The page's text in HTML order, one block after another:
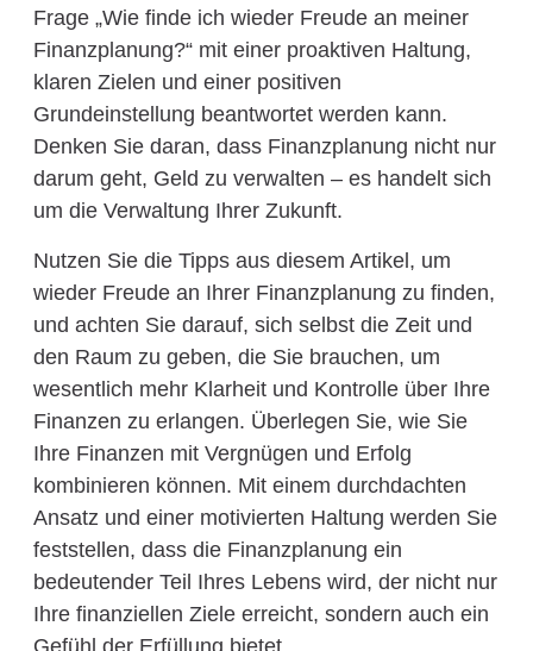
Frage „Wie finde ich wieder Freude an meiner
Finanzplanung?“ mit einer proaktiven Haltung,
klaren Zielen und einer positiven
Grundeinstellung beantwortet werden kann.
Denken Sie daran, dass Finanzplanung nicht nur
darum geht, Geld zu verwalten – es handelt sich
um die Verwaltung Ihrer Zukunft.
Nutzen Sie die Tipps aus diesem Artikel, um
wieder Freude an Ihrer Finanzplanung zu finden,
und achten Sie darauf, sich selbst die Zeit und
den Raum zu geben, die Sie brauchen, um
wesentlich mehr Klarheit und Kontrolle über Ihre
Finanzen zu erlangen. Überlegen Sie, wie Sie
Ihre Finanzen mit Vergnügen und Erfolg
kombinieren können. Mit einem durchdachten
Ansatz und einer motivierten Haltung werden Sie
feststellen, dass die Finanzplanung ein
bedeutender Teil Ihres Lebens wird, der nicht nur
Ihre finanziellen Ziele erreicht, sondern auch ein
Gefühl der Erfüllung bietet.